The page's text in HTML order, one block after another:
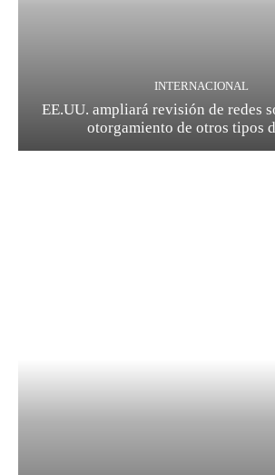
INTERNACIONAL
EE.UU. ampliará revisión de redes
otorgamiento de otros tipos